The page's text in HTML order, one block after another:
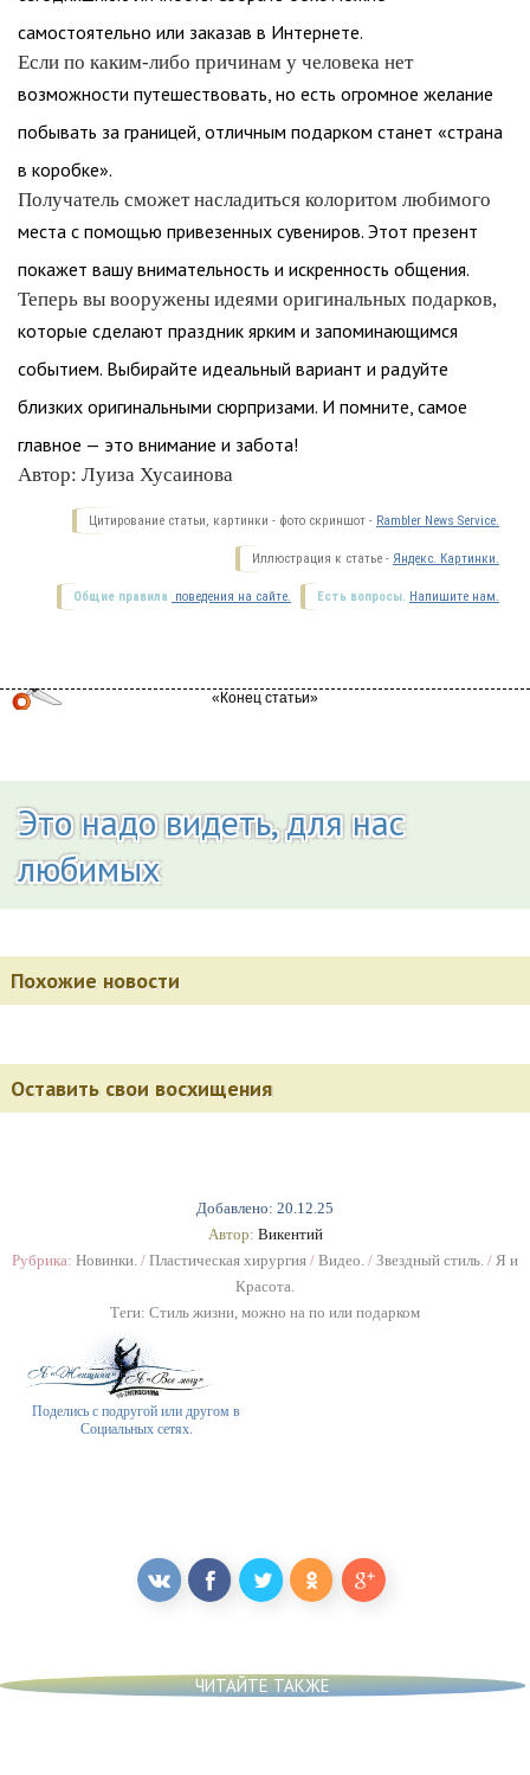
Добавлено: 20.12.25
Автор: Викентий
Рубрика: Новинки. / Пластическая хирургия / Видео. / Звездный стиль. / Я и
Красота.
Теги: Стиль жизни можно на по или подарком
Поделись с подругой или другом в
Социальных сетях.
самостоятельно или заказав в Интернете.
Если по каким-либо причинам у человека нет
возможности путешествовать, но есть огромное желание
побывать за границей, отличным подарком станет «страна
в коробке».
Получатель сможет насладиться колоритом любимого
места с помощью привезенных сувениров. Этот презент
покажет вашу внимательность и искренность общения.
Теперь вы вооружены идеями оригинальных подарков,
которые сделают праздник ярким и запоминающимся
событием. Выбирайте идеальный вариант и радуйте
близких оригинальными сюрпризами. И помните, самое
главное — это внимание и забота!
Автор: Луиза Хусаинова
Цитирование статьи, картинки - фото скриншот - Rambler News Service.
Иллюстрация к статье - Яндекс. Картинки.
Есть вопросы. Напишите нам.
Общие правила поведения на сайте.
Это надо видеть, для нас
любимых
Похожие новости
Оставить свои восхищения
ЧИТАЙТЕ ТАКЖЕ